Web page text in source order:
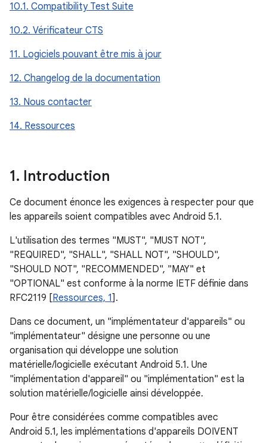
10.1. Compatibility Test Suite
10.2. Vérificateur CTS
11. Logiciels pouvant être mis à jour
12. Changelog de la documentation
13. Nous contacter
14. Ressources
1. Introduction
Ce document énonce les exigences à respecter pour que
les appareils soient compatibles avec Android 5.1.
L'utilisation des termes "MUST", "MUST NOT",
"REQUIRED", "SHALL", "SHALL NOT", "SHOULD",
"SHOULD NOT", "RECOMMENDED", "MAY" et
"OPTIONAL" est conforme à la norme IETF définie dans
RFC2119 [Ressources, 1].
Dans ce document, un "implémentateur d'appareils" ou
"implémentateur" désigne une personne ou une
organisation qui développe une solution
matérielle/logicielle exécutant Android 5.1. Une
"implémentation d'appareil" ou "implémentation" est la
solution matérielle/logicielle ainsi développée.
Pour être considérées comme compatibles avec
Android 5.1, les implémentations d'appareils DOIVENT